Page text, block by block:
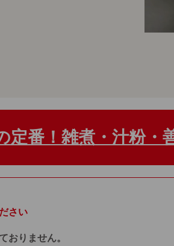
定番！雑煮・汁粉・
さい
おりません。